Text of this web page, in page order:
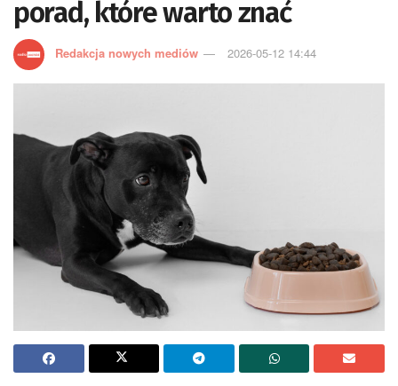
porad, które warto znać
Redakcja nowych mediów 2026-05-12 14:44